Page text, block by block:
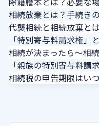
相続放棄とは？手続き
代襲相続と相続放棄と
「特別寄与料請求権
相続が決まったら～相
「親族の特別寄与料請
相続税の申告期限はい